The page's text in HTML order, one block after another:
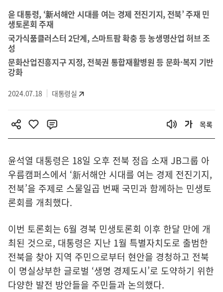
윤 대통령, ‘新서해안 시대를 여는 경제 전진기지, 전북’ 주재 민
생토론회 주재
국가식품클러스터 2단계, 스마트팜 확충 등 농생명산업 허브 조
성
문화산업진흥지구 지정, 전북권 통합재활병원 등 문화·복지 기반
강화
2024.07.18 대통령실
목록
윤석열 대통령은 18일 오후 전북 정읍 소재 JB그룹 아
우름캠퍼스에서 ‘新서해안 시대를 여는 경제 전진기지,
전북’을 주제로 스물일곱 번째 국민과 함께하는 민생토
론회를 개최했다.
이번 토론회는 6월 경북 민생토론회 이후 한달 만에 개
최된 것으로, 대통령은 지난 1월 특별자치도로 출범한
전북을 찾아 지역 주민으로부터 현안을 경청하고 전북
이 명실상부한 글로벌 ‘생명 경제도시’로 도약하기 위한
다양한 발전 방안들을 주민들과 논의했다.